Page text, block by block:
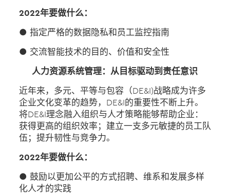
2022年要做什么：
● 指定严格的数据隐私和员工监控指南
● 交流智能技术的目的、价值和安全性
人力资源系统管理：从目标驱动到责任意识
近年来，多元、平等与包容（DE&I)战略成为许多
企业文化变革的趋势，DE&I的重要性不断上升。
将DE&I理念融入组织与人才策略能够帮助企业：
获得更高的组织效率；建立一支多元敏捷的员工队
伍；提升韧性与竞争力。
2022年要做什么：
● 鼓励以更加公平的方式招聘、维系和发展多样
化人才的实践